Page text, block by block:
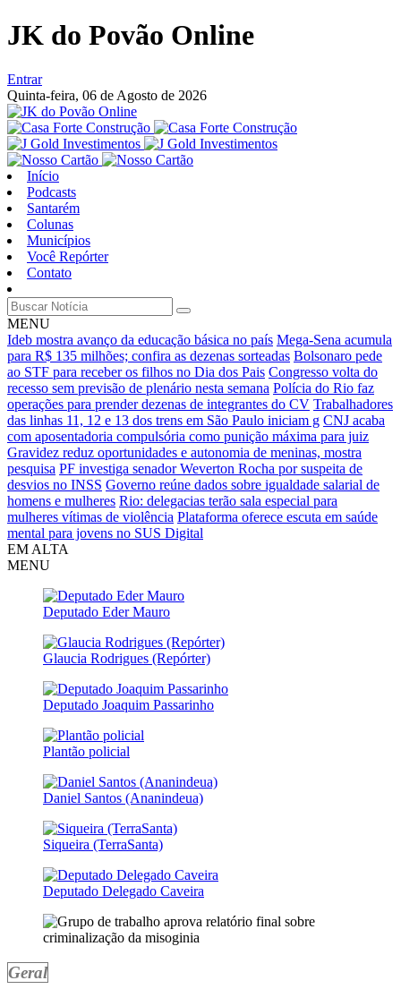
JK do Povão Online
Entrar
Quinta-feira, 06 de Agosto de 2026
Início
Podcasts
Santarém
Colunas
Municípios
Você Repórter
Contato
MENU
Ideb mostra avanço da educação básica no país Mega-Sena acumula
para R$ 135 milhões; confira as dezenas sorteadas Bolsonaro pede
ao STF para receber os filhos no Dia dos Pais Congresso volta do
recesso sem previsão de plenário nesta semana Polícia do Rio faz
operações para prender dezenas de integrantes do CV Trabalhadores
das linhas 11, 12 e 13 dos trens em São Paulo iniciam g CNJ acaba
com aposentadoria compulsória como punição máxima para juiz
Gravidez reduz oportunidades e autonomia de meninas, mostra
pesquisa PF investiga senador Weverton Rocha por suspeita de
desvios no INSS Governo reúne dados sobre igualdade salarial de
homens e mulheres Rio: delegacias terão sala especial para
mulheres vítimas de violência Plataforma oferece escuta em saúde
mental para jovens no SUS Digital
EM ALTA
MENU
Deputado Eder Mauro
Glaucia Rodrigues (Repórter)
Deputado Joaquim Passarinho
Plantão policial
Daniel Santos (Ananindeua)
Siqueira (TerraSanta)
Deputado Delegado Caveira
Geral